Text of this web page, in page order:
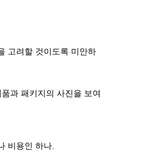
고려할 것이도록 미안하
과 패키지의 사진을 보여
비용인 하나.